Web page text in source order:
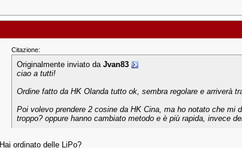
Citazione:
Originalmente inviato da Jvan83
ciao a tutti!
Ordine fatto da HK Olanda tutto ok, sembra regolare e arriverà
Poi volevo prendere 2 cosine da HK Cina, ma ho notato che mi
troppo? oppure hanno cambiato metodo e è più rapida, invece
Hai ordinato delle LiPo?